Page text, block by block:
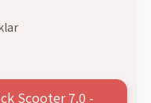
Scooter 7.0 -